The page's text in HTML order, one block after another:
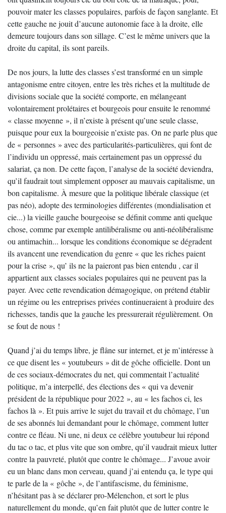
pouvoir mater les classes populaires, parfois de façon sanglante. Et
cette gauche ne jouit d’aucune autonomie face à la droite, elle
demeure toujours dans son sillage. C’est le même univers que la
droite du capital, ils sont pareils.
De nos jours, la lutte des classes s’est transformé en un simple
antagonisme entre citoyen, entre les très riches et la multitude de
divisions sociale que la société comporte, en mélangeant
volontairement prolétaires et bourgeois pour ensuite le renommé
« classe moyenne », il n’existe à présent qu’une seule classe,
puisque pour eux la bourgeoisie n’existe pas. On ne parle plus que
de « personnes » avec des particularités-particulières, qui font de
l’individu un oppressé, mais certainement pas un oppressé du
salariat, ça non. De cette façon, l’analyse de la société deviendra,
qu’il faudrait tout simplement opposer au mauvais capitalisme, un
bon capitalisme. À mesure que la politique libérale classique (et
pas néo), adopte des terminologies différentes (mondialisation et
cie...) la vieille gauche bourgeoise se définit comme anti quelque
chose, comme par exemple antilibéralisme ou anti-néolibéralisme
ou antimachin... lorsque les conditions économique se dégradent
ils avancent une revendication du genre « que les riches paient
pour la crise », qu’ ils ne la paieront pas bien entendu , car il
appartient aux classes sociales populaires qui ne peuvent pas la
payer. Avec cette revendication démagogique, on prétend établir
un régime ou les entreprises privées continueraient à produire des
richesses, tandis que la gauche les pressurerait régulièrement. On
se fout de nous !
Quand j’ai du temps libre, je flâne sur internet, et je m’intéresse à
ce que disent les « youtubeurs » dit de gôche officielle. Dont un
de ces sociaux-démocrates du net, qui commentait l’actualité
politique, m’a interpellé, des élections des « qui va devenir
président de la république pour 2022 », au « les fachos ci, les
fachos là ». Et puis arrive le sujet du travail et du chômage, l’un
de ses abonnés lui demandant pour le chômage, comment lutter
contre ce fléau. Ni une, ni deux ce célèbre youtubeur lui répond
du tac o tac, et plus vite que son ombre, qu’il vaudrait mieux lutter
contre la pauvreté, plutôt que contre le chômage... J’avoue avoir
eu un blanc dans mon cerveau, quand j’ai entendu ça, le type qui
te parle de la « gôche », de l’antifascisme, du féminisme,
n’hésitant pas à se déclarer pro-Mélenchon, et sort le plus
naturellement du monde, qu’en fait plutôt que de lutter contre le